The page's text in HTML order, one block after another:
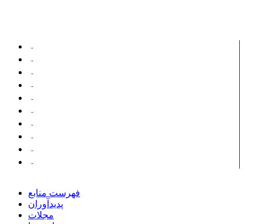
فهرست منابع
پدیدآوران
مجلات